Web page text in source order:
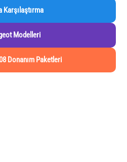
Karşılaştırma
Modelleri
Donanım Paketleri